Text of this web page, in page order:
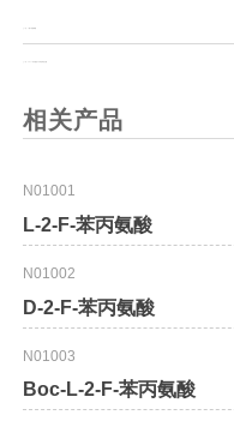
相关产品
N01001
L-2-F-苯丙氨酸
N01002
D-2-F-苯丙氨酸
N01003
Boc-L-2-F-苯丙氨酸